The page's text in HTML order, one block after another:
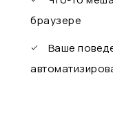
браузере
Ваше